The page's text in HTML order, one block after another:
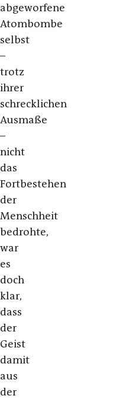
abgeworfene
Atombombe
selbst
–
trotz
ihrer
schrecklichen
Ausmaße
–
nicht
das
Fortbestehen
der
Menschheit
bedrohte,
war
es
doch
klar,
dass
der
Geist
damit
aus
der